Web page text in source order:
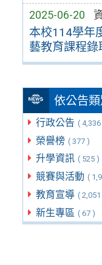
2025-06-20
本校114學年
藝教育課程
依公告
行政公告 ( 4,336
榮譽榜 ( 377 )
升學資訊 ( 525 )
競賽與活動 (
教育宣導 ( 2,051
新生專區 ( 67 )